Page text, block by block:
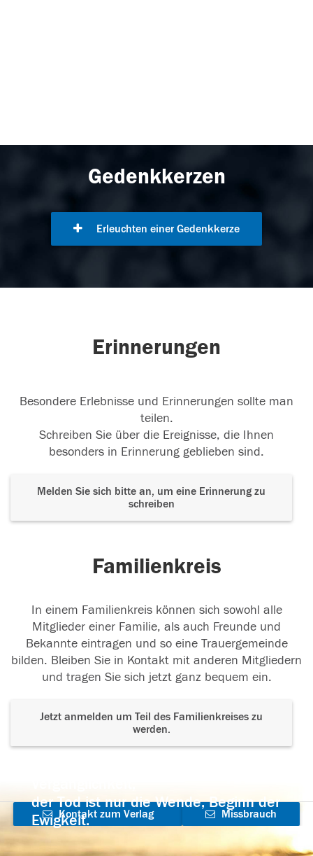
Gedenkkerzen
Erleuchten einer Gedenkkerze
Erinnerungen
Besondere Erlebnisse und Erinnerungen sollte man
teilen.
Schreiben Sie über die Ereignisse, die Ihnen
besonders in Erinnerung geblieben sind.
Melden Sie sich bitte an, um eine Erinnerung zu
schreiben
Familienkreis
In einem Familienkreis können sich sowohl alle
Mitglieder einer Familie, als auch Freunde und
Bekannte eintragen und so eine Trauergemeinde
bilden. Bleiben Sie in Kontakt mit anderen Mitgliedern
und tragen Sie sich jetzt ganz bequem ein.
Jetzt anmelden um Teil des Familienkreises zu
werden.
der Tod ist nur die Wende, Beginn der
Ewigkeit.
Kontakt zum Verlag
aufnehmen
Missbrauch